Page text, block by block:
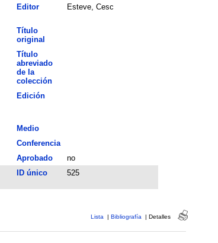
Editor Esteve, Cesc
Título
original
Título
abreviado
de la
colección
Edición
Medio
Conferencia
Aprobado
no
ID único 525
Lista | Bibliografía | Detalles